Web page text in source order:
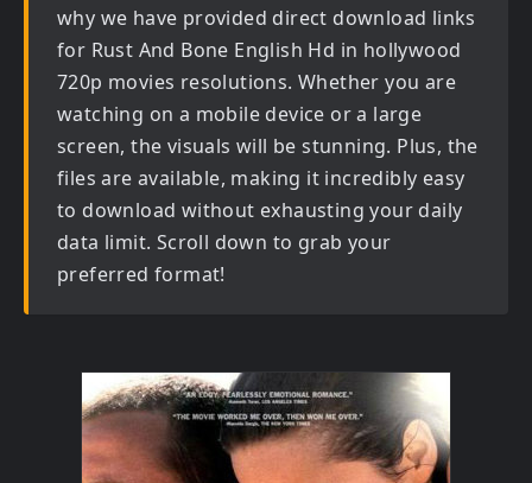
why we have provided direct download links
for Rust And Bone English Hd in hollywood
720p movies resolutions. Whether you are
watching on a mobile device or a large
screen, the visuals will be stunning. Plus, the
files are available, making it incredibly easy
to download without exhausting your daily
data limit. Scroll down to grab your
preferred format!